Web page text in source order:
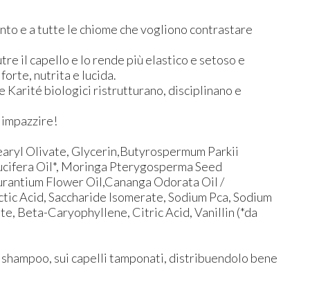
e a tutte le chiome che vogliono contrastare
il capello e lo rende più elastico e setoso e
nutrita e lucida.
Karité biologici ristrutturano, disciplinano e
Olivate, Glycerin,Butyrospermum Parkii
Oil*, Moringa Pterygosperma Seed
Flower Oil,Cananga Odorata Oil /
Acid, Saccharide Isomerate, Sodium Pca, Sodium
Beta-Caryophyllene, Citric Acid, Vanillin (*da
sui capelli tamponati, distribuendolo bene